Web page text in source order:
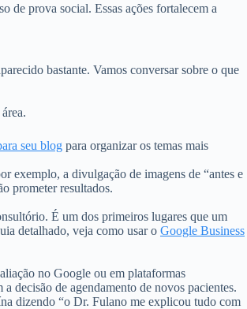
de prova social. Essas ações fortalecem a
bastante. Vamos conversar sobre o que
seu blog para organizar os temas mais
exemplo, a divulgação de imagens de “antes e
prometer resultados.
É um dos primeiros lugares que um
detalhado, veja como usar o Google Business
no Google ou em plataformas
decisão de agendamento de novos pacientes.
dizendo “o Dr. Fulano me explicou tudo com